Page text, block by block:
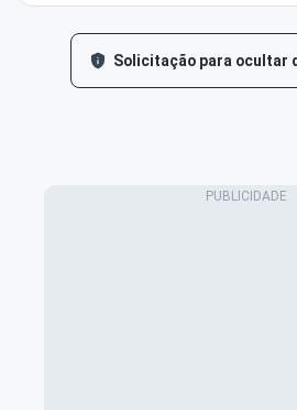
Solicitação para ocultar